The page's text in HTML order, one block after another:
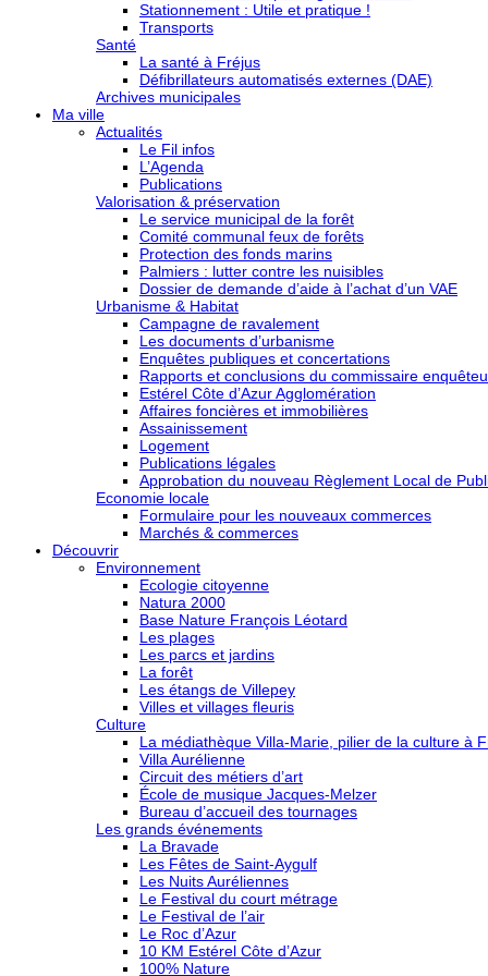
Stationnement : Utile et pratique !
Transports
Santé
La santé à Fréjus
Défibrillateurs automatisés externes (DAE)
Archives municipales
Ma ville
Actualités
Le Fil infos
L’Agenda
Publications
Valorisation & préservation
Le service municipal de la forêt
Comité communal feux de forêts
Protection des fonds marins
Palmiers : lutter contre les nuisibles
Dossier de demande d’aide à l’achat d’un VAE
Urbanisme & Habitat
Campagne de ravalement
Les documents d’urbanisme
Enquêtes publiques et concertations
Rapports et conclusions du commissaire
Estérel Côte d’Azur Agglomération
Affaires foncières et immobilières
Assainissement
Logement
Publications légales
Approbation du nouveau Règlement Local de
Economie locale
Formulaire pour les nouveaux commerces
Marchés & commerces
Découvrir
Environnement
Ecologie citoyenne
Natura 2000
Base Nature François Léotard
Les plages
Les parcs et jardins
La forêt
Les étangs de Villepey
Villes et villages fleuris
Culture
La médiathèque Villa-Marie, pilier de la culture à
Villa Aurélienne
Circuit des métiers d’art
École de musique Jacques-Melzer
Bureau d’accueil des tournages
Les grands événements
La Bravade
Les Fêtes de Saint-Aygulf
Les Nuits Auréliennes
Le Festival du court métrage
Le Festival de l’air
Le Roc d’Azur
10 KM Estérel Côte d’Azur
100% Nature